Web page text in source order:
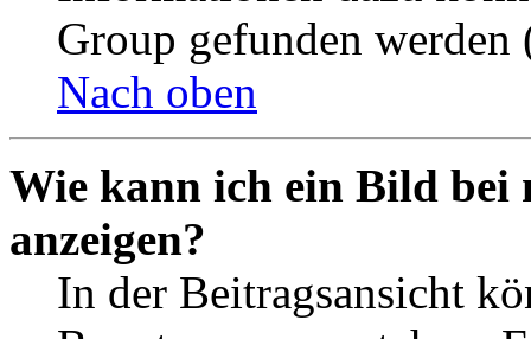
Group gefunden
Nach oben
Wie kann ich ein Bild bei
anzeigen?
In der Beitragsansicht